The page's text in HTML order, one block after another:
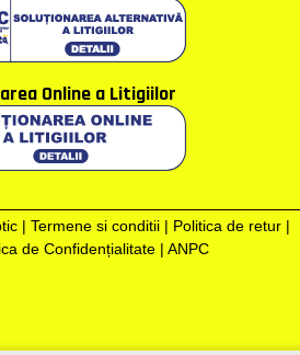
Online a Litigiilor
| Termene si conditii| Politica de retur|
de Confidențialitate | ANPC